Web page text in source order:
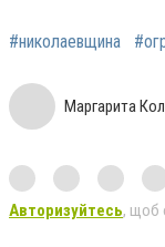
#николаевщина
Маргарита
Авторизуйтесь, щоб